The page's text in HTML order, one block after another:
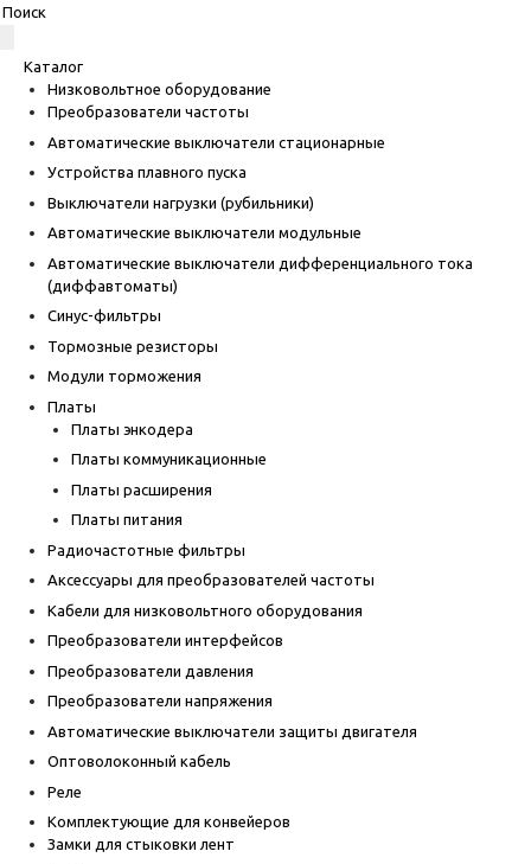
Каталог
Низковольтное оборудование
Преобразователи частоты
Автоматические выключатели стационарные
Устройства плавного пуска
Выключатели нагрузки (рубильники)
Автоматические выключатели модульные
Автоматические выключатели дифференциального тока
(диффавтоматы)
Синус-фильтры
Тормозные резисторы
Модули торможения
Платы
Платы энкодера
Платы коммуникационные
Платы расширения
Платы питания
Радиочастотные фильтры
Аксессуары для преобразователей частоты
Кабели для низковольтного оборудования
Преобразователи интерфейсов
Преобразователи давления
Преобразователи напряжения
Автоматические выключатели защиты двигателя
Оптоволоконный кабель
Реле
Комплектующие для конвейеров
Замки для стыковки лент